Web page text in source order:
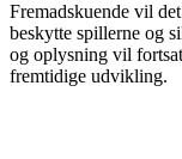
Fremadskuende vil
beskytte spillerne og
og oplysning vil
fremtidige udvikling.